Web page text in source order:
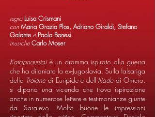
regia Luisa Crismani
conMaria Grazia Plos, Adriano Giraldi, Stefano
Galante e Paola Bonesi
musicheCarlo Moser
Katapnountaiè un dramma ispirato alla guerra
che ha dilaniato la ex-Jugoslavia. Sulla falsariga
delle Troianedi Euripide e dell'Iliadedi Omero,
si dipana una vicenda che trova ispirazione
anche in numerose lettere e testimonianze giunte
da Sarajevo. Molto buone le impressioni